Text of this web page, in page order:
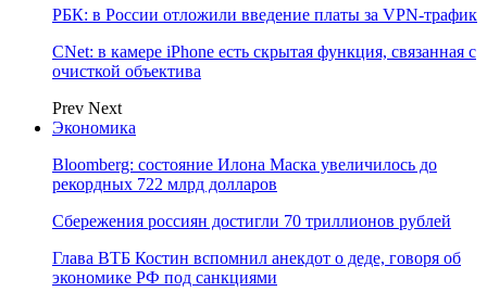
РБК: в России отложили введение платы за VPN-трафик
CNet: в камере iPhone есть скрытая функция, связанная с
очисткой объектива
Prev Next
Экономика
Bloomberg: состояние Илона Маска увеличилось до
рекордных 722 млрд долларов
Сбережения россиян достигли 70 триллионов рублей
Глава ВТБ Костин вспомнил анекдот о деде, говоря об
экономике РФ под санкциями